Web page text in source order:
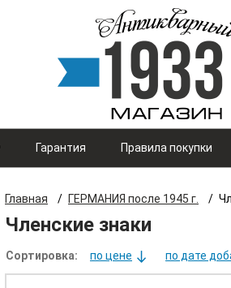
Гарантия Правила покупки
Главная / ГЕРМАНИЯ после 1945 г. /
Членские знаки
Сортировка: по цене по дате